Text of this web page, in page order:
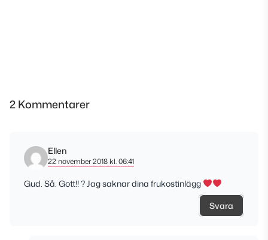
2 Kommentarer
Ellen
22 november 2018 kl. 06:41
Gud. Så. Gott!! ? Jag saknar dina frukostinlägg
Svara